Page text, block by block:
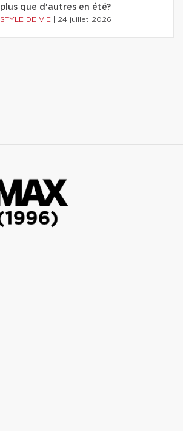
plus que d'autres en été?
STYLE DE VIE 24 juillet 2026